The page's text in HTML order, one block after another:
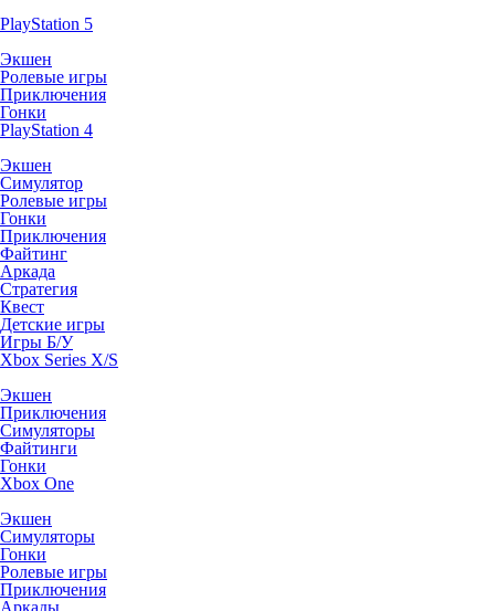
PlayStation 5
Экшен
Ролевые игры
Приключения
Гонки
PlayStation 4
Экшен
Симулятор
Ролевые игры
Гонки
Приключения
Файтинг
Аркада
Стратегия
Квест
Детские игры
Игры Б/У
Xbox Series X/S
Экшен
Приключения
Симуляторы
Файтинги
Гонки
Xbox One
Экшен
Симуляторы
Гонки
Ролевые игры
Приключения
Аркады